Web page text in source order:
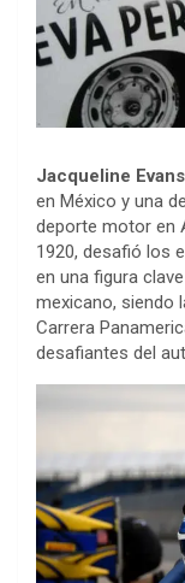
Jacqueline
en México y una
deporte motor en
1920, desafió los
en una figura
mexicano, siendo
Carrera
desafiantes del